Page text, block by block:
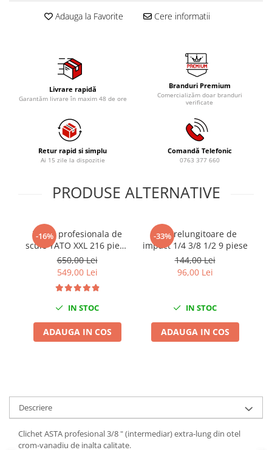
Chei buson baie ulei
Chei filtru ulei
Recuperatoare de ulei
Scule De Mana si Unelte
Aparate de nituit si capsat
Burghie
Chei de Forta
Ciocane Dalti si Dornuri
Gresoare
Reparat Filete
Scule Electrice
Aeroterme si Incalzitoare
Aparate de spalat cu presiune
Aspiratoare industriale
Lampi si Lanterne
Pistoale de lipit
Pistoale electrice de impact
Polizoare unghiulare
Adauga la Favorite Cere informatii
Livrare rapidă
Garantăm livrare în maxim 48 de ore
Branduri Premium
Comercializăm doar branduri
verificate
Retur rapid si simplu
Ai 15 zile la dispozitie
Comandă Telefonic
0763 377 660
PRODUSE ALTERNATIVE
-16%
Trusa profesionala de
scule YATO XXL 216 piese
1/4" 3/8" 1/2"
650,00 Lei
549,00 Lei
IN STOC
ADAUGA IN COS
-33%
Set prelungitoare de
impact 1/4 3/8 1/2 9 piese
144,00 Lei
96,00 Lei
IN STOC
ADAUGA IN COS
Descriere
Clichet ASTA profesional 3/8 " (intermediar) extra-lung din otel
crom-vanadiu de inalta calitate.